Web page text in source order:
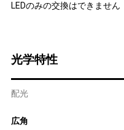
LEDのみの交換はできません
光学特性
配光
広角